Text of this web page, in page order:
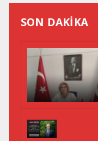
SON DAKİKA